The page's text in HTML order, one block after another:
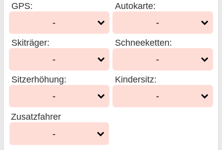
GPS:
-
Autokarte:
-
Skiträger:
-
Schneeketten:
-
Sitzerhöhung:
-
Kindersitz:
-
Zusatzfahrer
-